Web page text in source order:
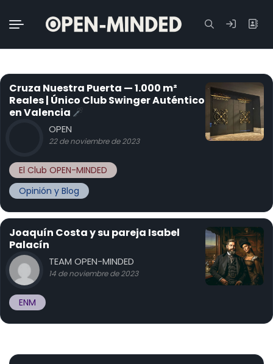
Buscar:
Cruza Nuestra Puerta — 1.000 m²
Reales | Único Club Swinger Auténtico
en Valencia
OPEN
22 de noviembre de 2023
El Club OPEN-MINDED
Opinión y Blog
Joaquín Costa y su pareja Isabel
Palacín
TEAM OPEN-MINDED
14 de noviembre de 2023
ENM